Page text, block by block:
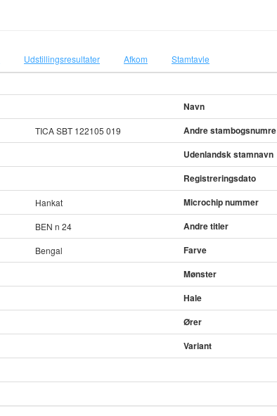
Udstillingsresultater Afkom Stamtavle
Navn
TICA SBT 122105 019
Andre stambogsnumre
Udenlandsk stamnavn
Registreringsdato
Hankat
Microchip nummer
BEN n 24
Andre titler
Bengal Farve
Mønster
Hale
Ører
Variant